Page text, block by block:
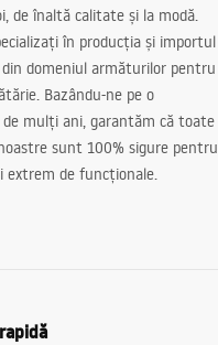
de înaltă calitate și la modă.
în producția și importul
domeniul armăturilor pentru
Bazându-ne pe o
de mulți ani, garantăm că toate
sunt 100% sigure pentru
extrem de funcționale.